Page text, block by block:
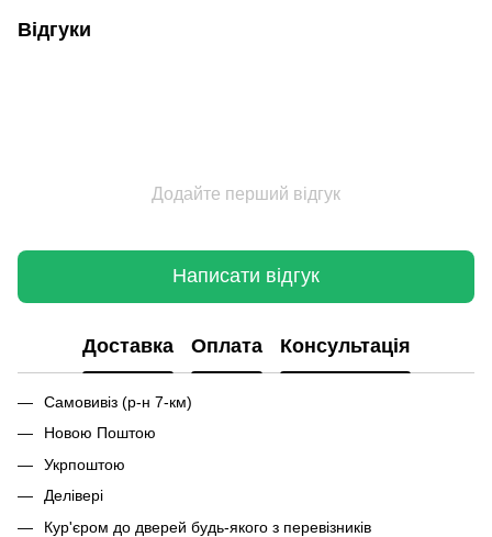
Відгуки
Додайте перший відгук
Написати відгук
Доставка Оплата Консультація
Самовивіз (р-н 7-км)
Новою Поштою
Укрпоштою
Делівері
Кур'єром до дверей будь-якого з перевізників